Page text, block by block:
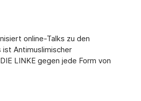
online-Talks zu den
ist Antimuslimischer
LINKE gegen jede Form von